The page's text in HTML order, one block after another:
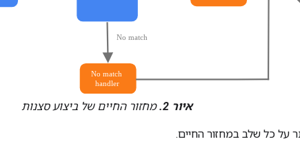
איור 2. מחזור החיים של ביצוע סצנות
על כל שלב במחזור החיים.